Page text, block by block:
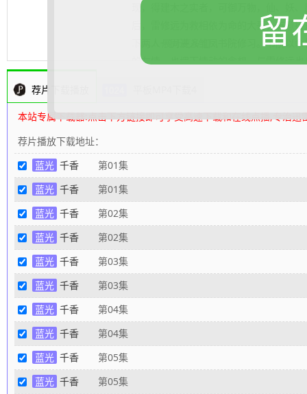
现，得建木之实者，可御万物，仙、妖
后，雷修远为救相依为命的大哥，有意
下两人一同进入雏凤书院修习。书院以
的友情，也埋下情动的念想。与雷修远
追查她的身世和来历。雷修远一路生死
身世背景的设定又让他们相爱而不得。
荐片下载播放
本站专属下载器:点击下方链接即可享受高速下载和在线点播,专治迅
荐片播放下载地址：
蓝光 千香 第01集
蓝光 千香 第01集
蓝光 千香 第02集
蓝光 千香 第02集
蓝光 千香 第03集
蓝光 千香 第03集
蓝光 千香 第04集
蓝光 千香 第04集
蓝光 千香 第05集
蓝光 千香 第05集
留